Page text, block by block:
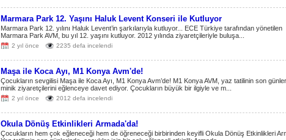
Marmara Park 12. Yaşını Haluk Levent Konseri ile Kutluyor
Marmara Park 12. yılını Haluk Levent’in şarkılarıyla kutluyor... ECE Türkiye tarafından yönetilen
Marmara Park AVM, bu yıl 12. yaşını kutluyor. 2012 yılında ziyaretçileriyle buluşa...
2 yıl önce 2235 defa incelendi
Maşa ile Koca Ayı, M1 Konya Avm'de!
Çocukların sevgilisi Maşa ile Koca Ayı, M1 Konya Avm’de! M1 Konya AVM, yaz tatilinin son
minik ziyaretçilerini eğlenceye davet ediyor. Çocukların büyük bir ilgiyle ve m...
2 yıl önce 2012 defa incelendi
Okula Dönüş Etkinlikleri Armada'da!
Çocukların hem çok eğleneceği hem de öğreneceği birbirinden keyifli Okula Dönüş Etkinlikleri